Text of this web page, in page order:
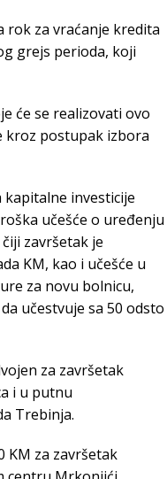
rok za vraćanje kredita
grejs perioda, koji
će se realizovati ovo
kroz postupak izbora
kapitalne investicije
učešće o uređenju
završetak je
KM, kao i učešće u
za novu bolnicu,
učestvuje sa 50 odsto
za završetak
i u putnu
Trebinja.
KM za završetak